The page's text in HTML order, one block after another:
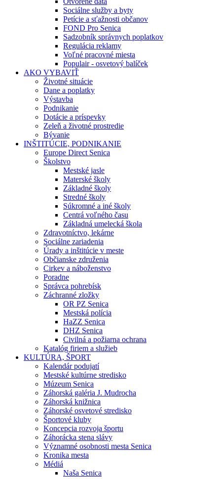
Sociálne služby a byty
Petície a sťažnosti občanov
FOND Pro Senica
Sadzobník správnych poplatkov
Regulácia reklamy
Voľné pracovné miesta
Populair - osvetový balíček
AKO VYBAVIŤ
Životné situácie
Dane a poplatky
Výstavba
Podnikanie
Dotácie a príspevky
Zeleň a životné prostredie
Bývanie
INŠTITÚCIE, PODNIKANIE
Europe Direct Senica
Školstvo
Mestské jasle
Materské školy
Základné školy
Stredné školy
Súkromné a iné školy
Centrá voľného času
Základná umelecká škola
Zdravotníctvo, lekárne
Sociálne zariadenia
Úrady a inštitúcie v meste
Občianske združenia
Cirkev a náboženstvo
Poradne
Správca pohrebísk
Záchranné zložky
OR PZ Senica
Mestská polícia
HaZZ Senica
DHZ Senica
Civilná a požiarna ochrana
Katalóg firiem a služieb
KULTÚRA, ŠPORT
Kalendár podujatí
Mestské kultúrne stredisko
Múzeum Senica
Záhorská galéria J. Mudrocha
Záhorská knižnica
Záhorské osvetové stredisko
Športové kluby
Koncepcia rozvoja športu
Záhorácka stena slávy
Významné osobnosti mesta Senica
Kronika mesta
Médiá
Naša Senica